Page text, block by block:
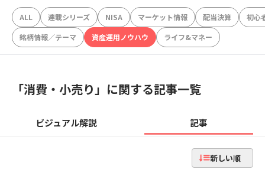
ALL 連載シリーズ NISA マーケット情報 配当決算
初心
銘柄情報／テーマ
資産運用ノウハウ ライフ&マネー
「消費・小売り」に関する記事一覧
ビジュアル解説 記事
新しい順